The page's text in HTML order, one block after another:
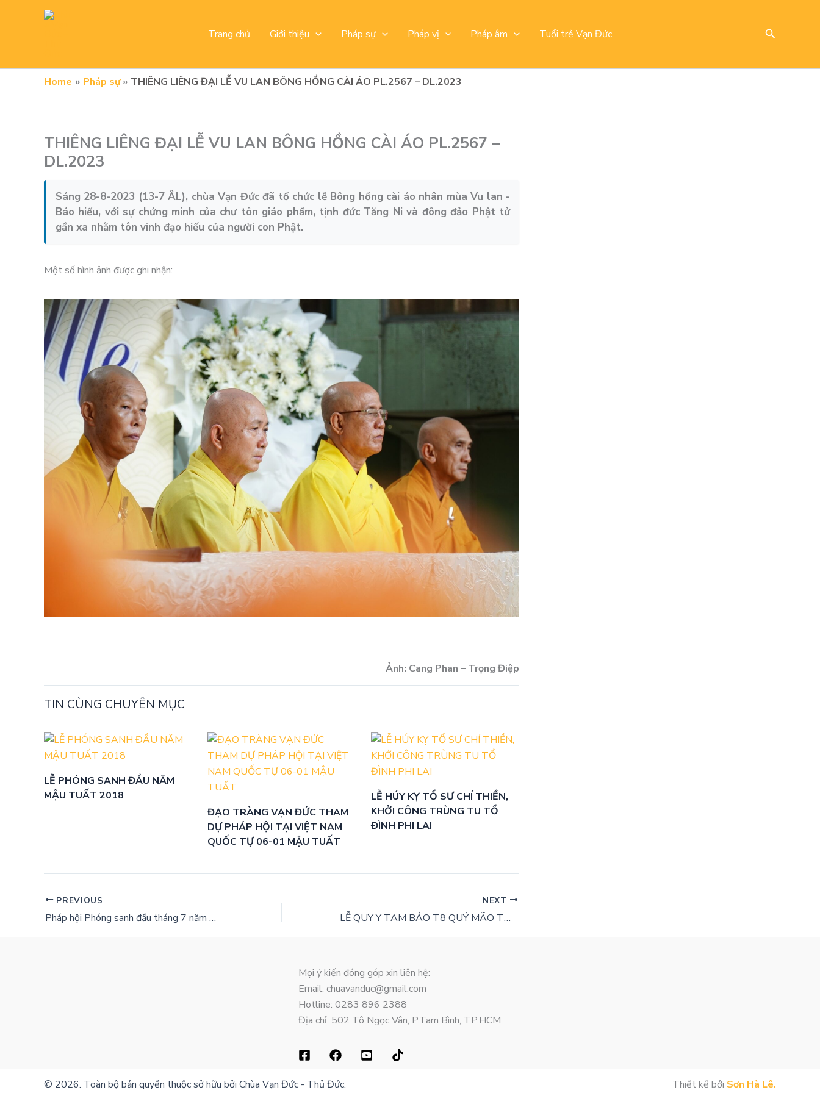
Trang chủ Giới thiệu Pháp sự Pháp vị Pháp âm Tuổi trẻ Vạn Đức Search
Home Pháp sự THIÊNG LIÊNG ĐẠI LỄ VU LAN BÔNG HỒNG CÀI ÁO PL.2567 – DL.2023
THIÊNG LIÊNG ĐẠI LỄ VU LAN BÔNG HỒNG CÀI ÁO PL.2567 –
DL.2023
Sáng 28-8-2023 (13-7 ÂL), chùa Vạn Đức đã tổ chức lễ Bông hồng cài áo nhân mùa Vu lan -
Báo hiếu, với sự chứng minh của chư tôn giáo phẩm, tịnh đức Tăng Ni và đông đảo Phật tử
gần xa nhằm tôn vinh đạo hiếu của người con Phật.
Một số hình ảnh được ghi nhận:
Ảnh: Cang Phan – Trọng Điệp
TIN CÙNG CHUYÊN MỤC
LỄ PHÓNG SANH ĐẦU NĂM
MẬU TUẤT 2018
ĐẠO TRÀNG VẠN ĐỨC THAM
DỰ PHÁP HỘI TẠI VIỆT NAM
QUỐC TỰ 06-01 MẬU TUẤT
LỄ HÚY KỴ TỔ SƯ CHÍ THIỀN,
KHỞI CÔNG TRÙNG TU TỔ
ĐÌNH PHI LAI
PREVIOUS
Pháp hội Phóng sanh đầu tháng 7 năm Quý Mão (2023)
NEXT
LỄ QUY Y TAM BẢO T8 QUÝ MÃO TẠI CHÙA VẠN ĐỨC
Mọi ý kiến đóng góp xin liên hệ:
Email: chuavanduc@gmail.com
Hotline: 0283 896 2388
Địa chỉ: 502 Tô Ngọc Vân, P.Tam Bình, TP.HCM
© 2026. Toàn bộ bản quyền thuộc sở hữu bởi Chùa Vạn Đức - Thủ Đức. Thiết kế bởi Sơn Hà Lê.